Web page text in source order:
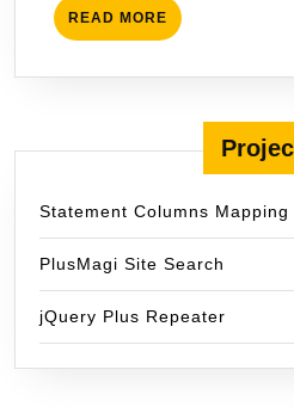
READ MORE READ
MORE
Statement Columns Mapping
PlusMagi Site Search
jQuery Plus Repeater